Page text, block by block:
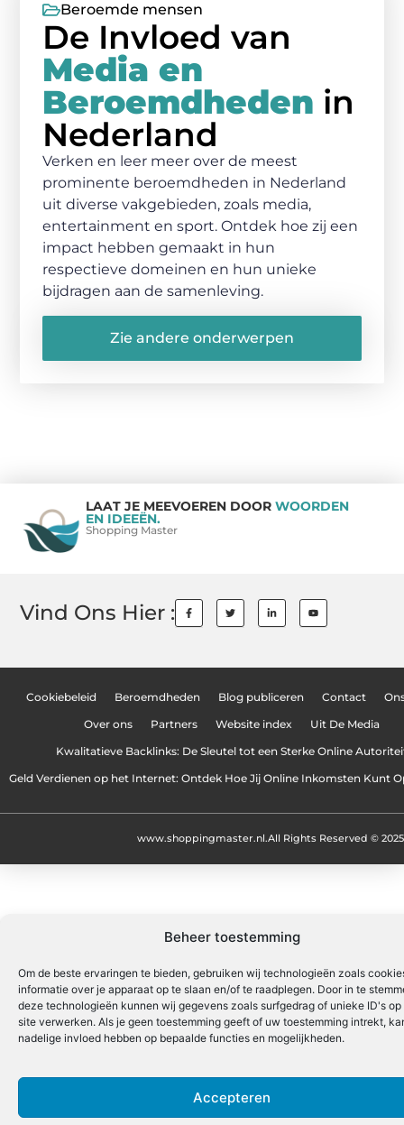
Beheer toestemming
Om de beste ervaringen te bieden, gebruiken wij technologieën zoals
informatie over je apparaat op te slaan en/of te raadplegen. Door in te
deze technologieën kunnen wij gegevens zoals surfgedrag of unieke ID's op
site verwerken. Als je geen toestemming geeft of uw toestemming intrekt,
nadelige invloed hebben op bepaalde functies en mogelijkheden.
Accepteren
Beroemde mensen
De Invloed van
Media en
Beroemdheden in
Nederland
Verken en leer meer over de meest
prominente beroemdheden in Nederland
uit diverse vakgebieden, zoals media,
entertainment en sport. Ontdek hoe zij een
impact hebben gemaakt in hun
respectieve domeinen en hun unieke
bijdragen aan de samenleving.
Zie andere onderwerpen
LAAT JE MEEVOEREN DOOR WOORDEN
EN IDEEËN.
Shopping Master
Vind Ons Hier :
Cookiebeleid Beroemdheden Blog publiceren Contact
Over ons Partners Website index Uit De Media
Kwalitatieve Backlinks: De Sleutel tot een Sterke Online
Geld Verdienen op het Internet: Ontdek Hoe Jij Online Inkomsten Kunt
All Rights Reserved © 2025
www.shoppingmaster.nl.